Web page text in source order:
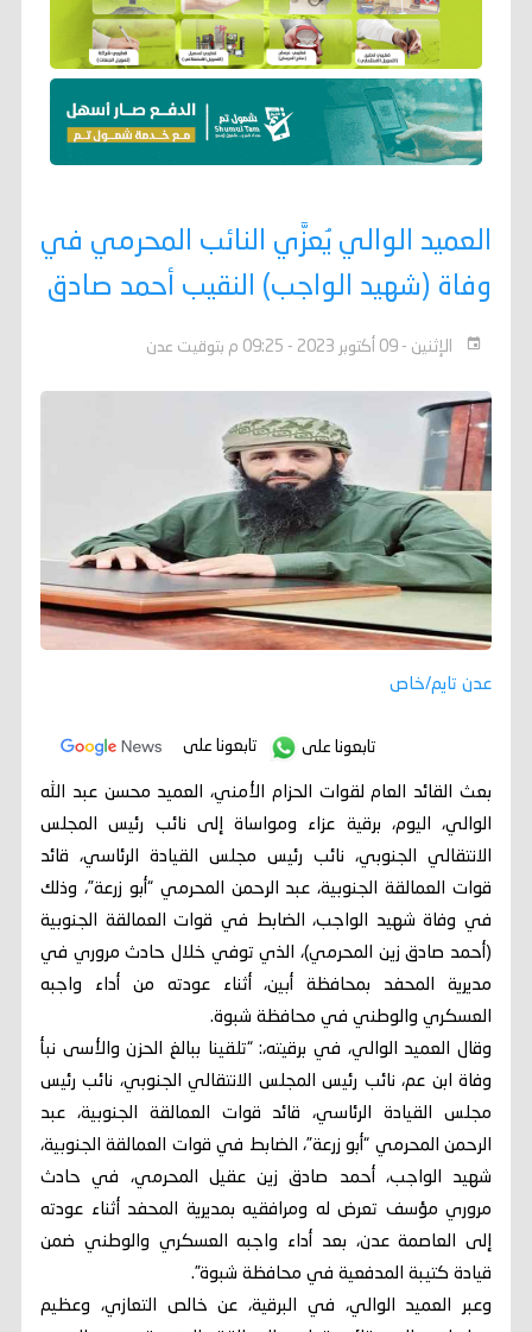
العميد الوالي يُعزَّي النائب المحرمي في
وفاة (شهيد الواجب) النقيب أحمد صادق
الإثنين - 09 أكتوبر 2023 - 09:25 م بتوقيت عدن
عدن تايم/خاص
تابعونا على تابعونا على
بعث القائد العام لقوات الحزام الأمني، العميد محسن عبد الله
الوالي، اليوم، برقية عزاء ومواساة إلى نائب رئيس المجلس
الانتقالي الجنوبي، نائب رئيس مجلس القيادة الرئاسي، قائد
قوات العمالقة الجنوبية، عبد الرحمن المحرمي “أبو زرعة”، وذلك
في وفاة شهيد الواجب، الضابط في قوات العمالقة الجنوبية
(أحمد صادق زين المحرمي)، الذي توفي خلال حادث مروري في
مديرية المحفد بمحافظة أبين، أثناء عودته من أداء واجبه
العسكري والوطني في محافظة شبوة.
وقال العميد الوالي، في برقيته،: “تلقينا ببالغ الحزن والأسى نبأ
وفاة ابن عم، نائب رئيس المجلس الانتقالي الجنوبي، نائب رئيس
مجلس القيادة الرئاسي، قائد قوات العمالقة الجنوبية، عبد
الرحمن المحرمي “أبو زرعة”، الضابط في قوات العمالقة الجنوبية،
شهيد الواجب، أحمد صادق زين عقيل المحرمي، في حادث
مروري مؤسف تعرض له ومرافقيه بمديرية المحفد أثناء عودته
إلى العاصمة عدن، بعد أداء واجبه العسكري والوطني ضمن
قيادة كتيبة المدفعية في محافظة شبوة”.
وعبر العميد الوالي، في البرقية، عن خالص التعازي، وعظيم